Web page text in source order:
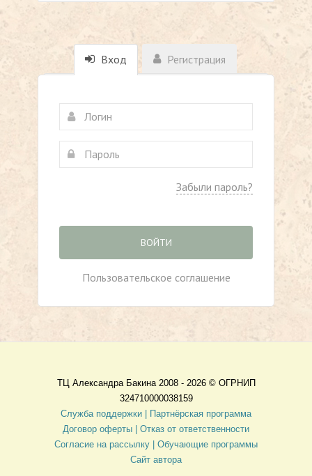
Вход Регистрация
Забыли пароль?
ВОЙТИ
Пользовательское соглашение
ТЦ Александра Бакина 2008 - 2026 © ОГРНИП
324710000038159
Служба поддержки |
Партнёрская программа
Договор оферты
| Отказ от ответственности
Согласие на рассылку | Обучающие программы
Сайт автора